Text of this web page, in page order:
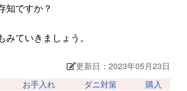
知ですか？
ていきましょう。
更新日：2023年05月23日
お手入れ ダニ対策 購入